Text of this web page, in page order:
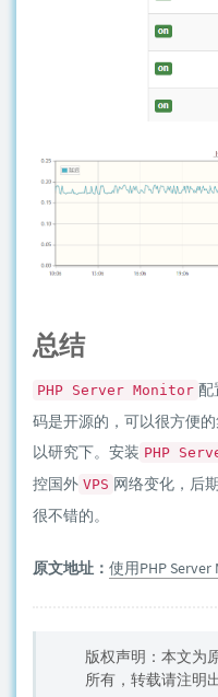
总结
PHP Server Monitor 配
码是开源的，可以很方便
以研究下。安装 PHP
控国外 VPS 网络变化，后
很不错的。
原文地址： 使用PHP
版权声明：本文为
所有，转载请注明